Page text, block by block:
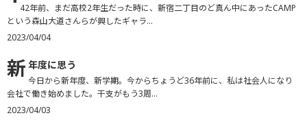
42年前、まだ高校2年生だった時に、新宿二丁目のど真ん中にあったCAMP
という森山大道さんらが興したギャラ...
2023/04/04
新 年度に思う
今日から新年度、新学期。今からちょうど36年前に、私は社会人になり
会社で働き始めました。干支がもう3周...
2023/04/03